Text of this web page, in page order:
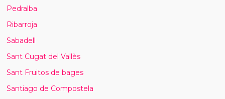
Pedralba
Ribarroja
Sabadell
Sant Cugat del Vallès
Sant Fruitos de bages
Santiago de Compostela